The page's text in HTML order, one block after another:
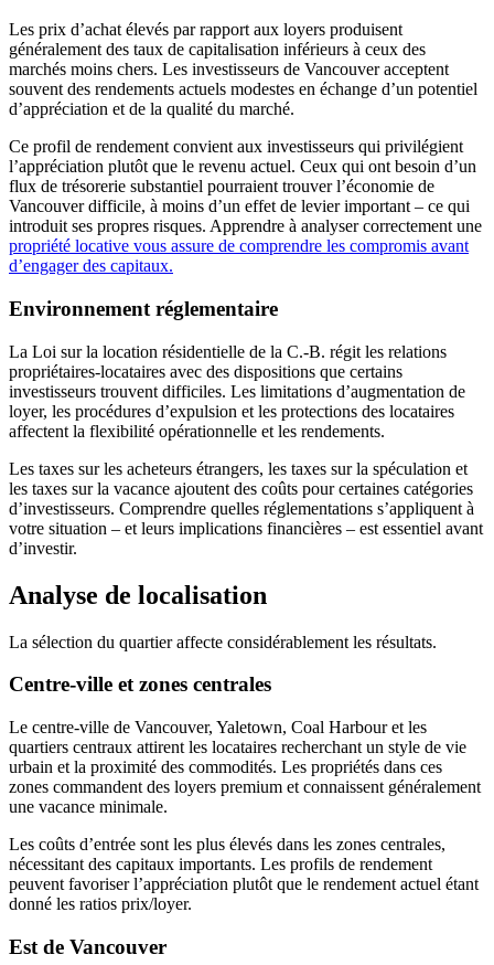
Les prix d’achat élevés par rapport aux loyers produisent
généralement des taux de capitalisation inférieurs à ceux des
marchés moins chers. Les investisseurs de Vancouver acceptent
souvent des rendements actuels modestes en échange d’un potentiel
d’appréciation et de la qualité du marché.
Ce profil de rendement convient aux investisseurs qui privilégient
l’appréciation plutôt que le revenu actuel. Ceux qui ont besoin d’un
flux de trésorerie substantiel pourraient trouver l’économie de
Vancouver difficile, à moins d’un effet de levier important – ce qui
introduit ses propres risques. Apprendre à analyser correctement une
propriété locative vous assure de comprendre les compromis avant
d’engager des capitaux.
Environnement réglementaire
La Loi sur la location résidentielle de la C.-B. régit les relations
propriétaires-locataires avec des dispositions que certains
investisseurs trouvent difficiles. Les limitations d’augmentation de
loyer, les procédures d’expulsion et les protections des locataires
affectent la flexibilité opérationnelle et les rendements.
Les taxes sur les acheteurs étrangers, les taxes sur la spéculation et
les taxes sur la vacance ajoutent des coûts pour certaines catégories
d’investisseurs. Comprendre quelles réglementations s’appliquent à
votre situation – et leurs implications financières – est essentiel avant
d’investir.
Analyse de localisation
La sélection du quartier affecte considérablement les résultats.
Centre-ville et zones centrales
Le centre-ville de Vancouver, Yaletown, Coal Harbour et les
quartiers centraux attirent les locataires recherchant un style de vie
urbain et la proximité des commodités. Les propriétés dans ces
zones commandent des loyers premium et connaissent généralement
une vacance minimale.
Les coûts d’entrée sont les plus élevés dans les zones centrales,
nécessitant des capitaux importants. Les profils de rendement
peuvent favoriser l’appréciation plutôt que le rendement actuel étant
donné les ratios prix/loyer.
Est de Vancouver